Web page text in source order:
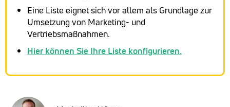
Eine Liste eignet sich vor allem als Grundlage zur
Umsetzung von Marketing- und
Vertriebsmaßnahmen.
Hier können Sie Ihre Liste konfigurieren.